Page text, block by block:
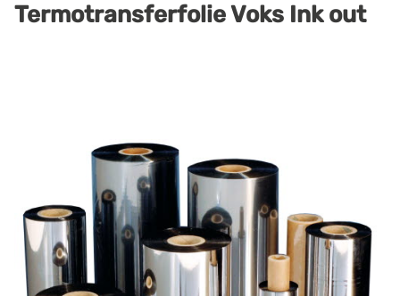
Termotransferfolie Voks Ink out